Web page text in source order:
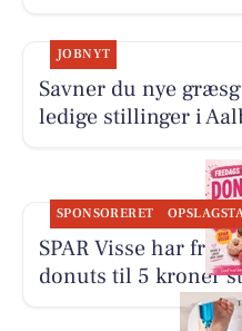
JOBNYT
Savner du nye
ledige stillinger i
SPONSORERET
SPAR Visse har
donuts til 5 kroner